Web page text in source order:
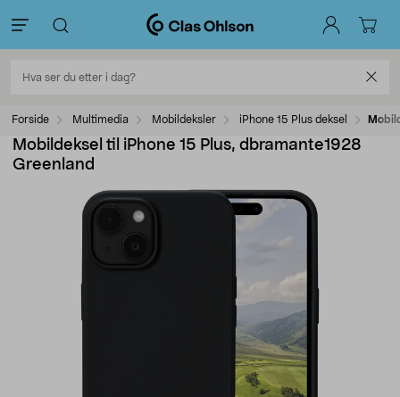
Forside Multimedia Mobildeksler iPhone 15 Plus deksel
Mobildeksel til iPhone 15 Plus, dbramante1928
Greenland